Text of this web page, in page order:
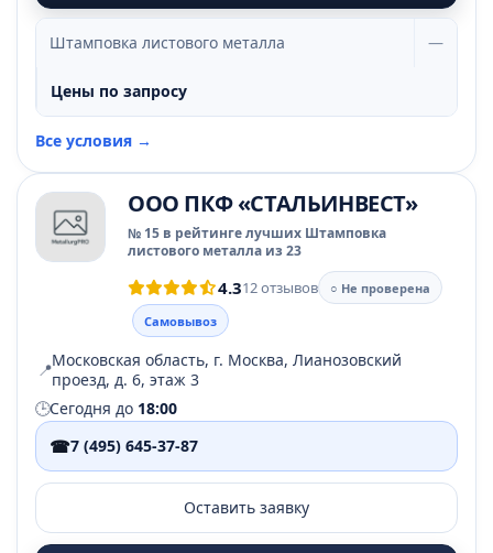
Штамповка листового металла —
Цены по запросу
Все условия →
ООО ПКФ «СТАЛЬИНВЕСТ»
№ 15 в рейтинге лучших Штамповка
листового металла из 23
4.312 отзывов
○ Не проверена
Самовывоз
📍Московская область, г. Москва, Лианозовский
проезд, д. 6, этаж 3
🕒Сегодня до 18:00
☎7 (495) 645-37-87
Оставить заявку